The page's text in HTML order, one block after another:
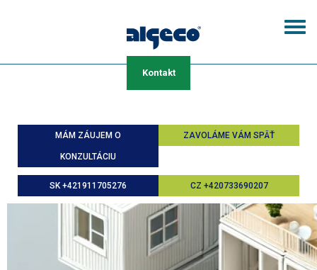
Kontakt
MÁM ZÁUJEM O
KONZULTÁCIU
ZAVOLÁME VÁM SPÄŤ
SK +421911705276 CZ +420733690207